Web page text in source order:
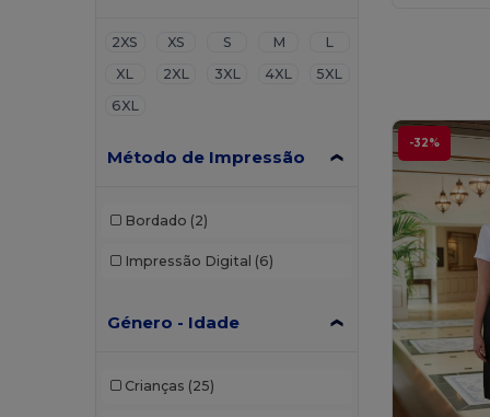
2XS XS S M
L
XL
2XL 3XL 4XL
5XL
6XL
Método de Impressão
Bordado (2)
Impressão Digital (6)
Género - Idade
Crianças (25)
-32%